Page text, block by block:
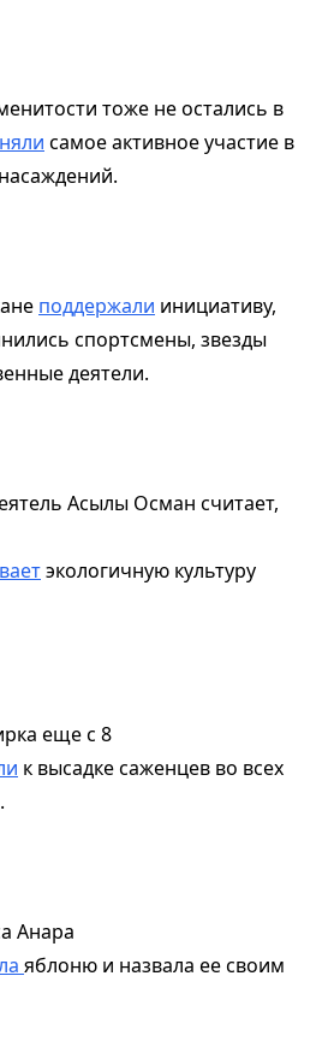
тоже не остались в
самое активное участие в
поддержали инициативу,
спортсмены, звезды
деятели.
Асылы Осман считает,
экологичную культуру
еще с 8
к высадке саженцев во всех
Анара
яблоню и назвала ее своим